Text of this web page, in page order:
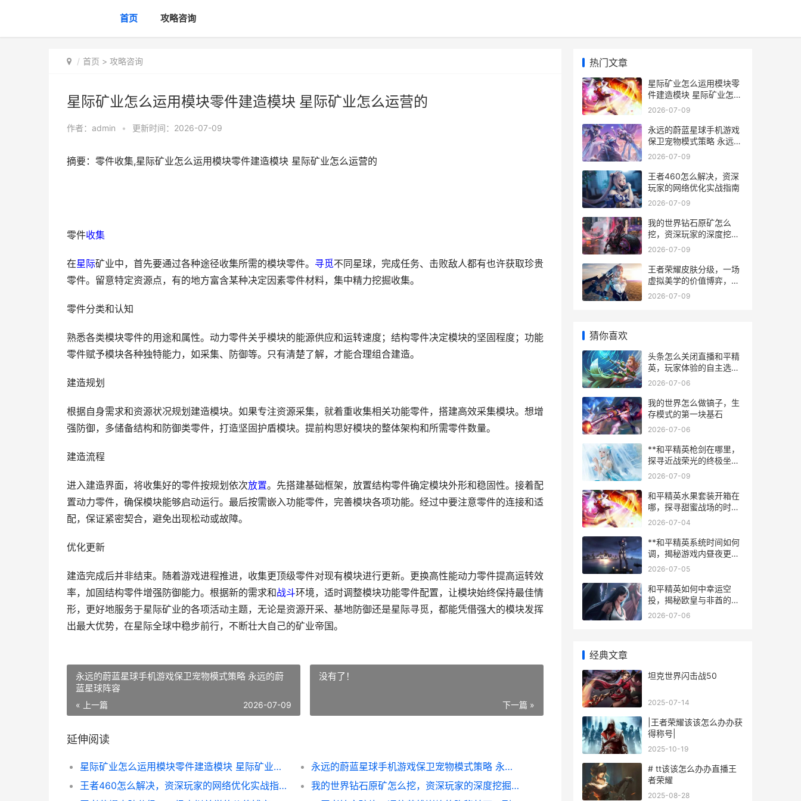
首页 攻略咨询
首页 > 攻略咨询
星际矿业怎么运用模块零件建造模块 星际矿业怎么运营的
作者： admin • 更新时间：2026-07-09
摘要：零件收集,星际矿业怎么运用模块零件建造模块 星际矿业怎么运营的
零件收集
在星际矿业中，首先要通过各种途径收集所需的模块零件。 寻觅不同星球，完成任务、击败敌人都有也许获取珍贵
零件。留意特定资源点，有的地方富含某种决定因素零件材料，集中精力挖掘收集。
零件分类和认知
熟悉各类模块零件的用途和属性。动力零件关乎模块的能源供应和运转速度；结构零件决定模块的坚固程度；功能
零件赋予模块各种独特能力，如采集、防御等。只有清楚了解，才能合理组合建造。
建造规划
根据自身需求和资源状况规划建造模块。如果专注资源采集，就着重收集相关功能零件，搭建高效采集模块。想增
强防御，多储备结构和防御类零件，打造坚固护盾模块。提前构思好模块的整体架构和所需零件数量。
建造流程
进入建造界面，将收集好的零件按规划依次放置。先搭建基础框架，放置结构零件确定模块外形和稳固性。接着配
置动力零件，确保模块能够启动运行。最后按需嵌入功能零件，完善模块各项功能。经过中要注意零件的连接和适
配，保证紧密契合，避免出现松动或故障。
优化更新
建造完成后并非结束。随着游戏进程推进，收集更顶级零件对现有模块进行更新。更换高性能动力零件提高运转效
率，加固结构零件增强防御能力。根据新的需求和战斗环境，适时调整模块功能零件配置，让模块始终保持最佳情
形，更好地服务于星际矿业的各项活动主题，无论是资源开采、基地防御还是星际寻觅，都能凭借强大的模块发挥
出最大优势，在星际全球中稳步前行，不断壮大自己的矿业帝国。
永远的蔚蓝星球手机游戏保卫宠物模式策略 永远的蔚
蓝星球阵容
« 上一篇 2026-07-09
没有了！
下一篇 »
延伸阅读
星际矿业怎么运用模块零件建造模块 星际矿业怎么运营的
永远的蔚蓝星球手机游戏保卫宠物模式策略 永远的蔚蓝星球阵容
王者460怎么解决，资深玩家的网络优化实战指南
我的世界钻石原矿怎么挖，资深玩家的深度挖掘指南
热门文章
星际矿业怎么运用模块零
件建造模块 星际矿业怎么
运营的
2026-07-09
永远的蔚蓝星球手机游戏
保卫宠物模式策略 永远的
蔚蓝星球阵容
2026-07-09
王者460怎么解决，资深
玩家的网络优化实战指南
2026-07-09
我的世界钻石原矿怎么
挖，资深玩家的深度挖掘
指南
2026-07-09
王者荣耀皮肤分级，一场
虚拟美学的价值博弈，副
标题，从伴生到典藏，玩
2026-07-09
猜你喜欢
头条怎么关闭直播和平精
英，玩家体验的自主选择
权
2026-07-06
我的世界怎么做镐子，生
存模式的第一块基石
2026-07-06
**和平精英枪剑在哪里，
探寻近战荣光的终极坐标
**
2026-07-09
和平精英水果套装开箱在
哪，探寻甜蜜战场的时尚
秘径
2026-07-04
**和平精英系统时间如何
调，揭秘游戏内昼夜更替
的奥秘**
2026-07-05
和平精英如何中幸运空
投，揭秘欧皇与非酋的终
极距离
2026-07-06
经典文章
坦克世界闪击战50
2025-07-14
|王者荣耀该该怎么办办获
得称号|
2025-10-19
# tt该该怎么办办直播王
者荣耀
2025-08-28